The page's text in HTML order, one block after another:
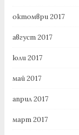
октомври 2017
август 2017
юли 2017
май 2017
април 2017
март 2017